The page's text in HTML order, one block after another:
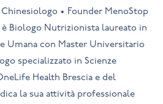
• Founder MenoStop
Biologo Nutrizionista laureato in
Umana con Master Universitario
specializzato in Scienze
Health Brescia e del
la sua attività professionale